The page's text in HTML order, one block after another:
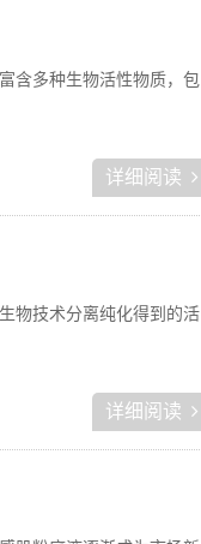
含多种生物活性物质，包
详细阅读
物技术分离纯化得到的活
详细阅读